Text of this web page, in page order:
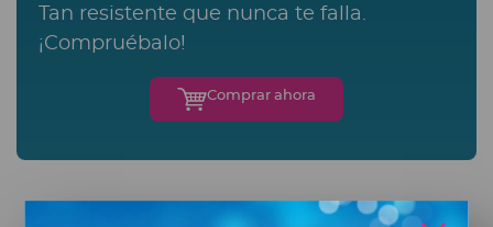
Tan resistente que nunca te falla.
¡Compruébalo!
Comprar ahora